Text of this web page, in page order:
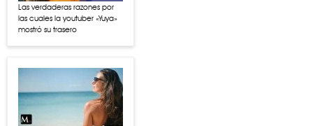
Las verdaderas razones por
las cuales la youtuber «Yuya»
mostró su trasero